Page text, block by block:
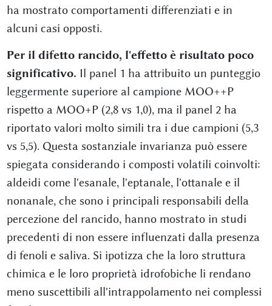
ha mostrato comportamenti differenziati e in
alcuni casi opposti.
Per il difetto rancido, l'effetto è risultato poco
significativo. Il panel 1 ha attribuito un punteggio
leggermente superiore al campione MOO++P
rispetto a MOO+P (2,8 vs 1,0), ma il panel 2 ha
riportato valori molto simili tra i due campioni (5,3
vs 5,5). Questa sostanziale invarianza può essere
spiegata considerando i composti volatili coinvolti:
aldeidi come l'esanale, l'eptanale, l'ottanale e il
nonanale, che sono i principali responsabili della
percezione del rancido, hanno mostrato in studi
precedenti di non essere influenzati dalla presenza
di fenoli e saliva. Si ipotizza che la loro struttura
chimica e le loro proprietà idrofobiche li rendano
meno suscettibili all'intrappolamento nei complessi